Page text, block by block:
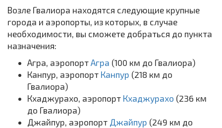
Возле Гвалиора находятся следующие крупные
города и аэропорты, из которых, в случае
необходимости, вы сможете добраться до пункта
назначения:
Агра, аэропорт Агра (100 км до Гвалиора)
Канпур, аэропорт Канпур (218 км до
Гвалиора)
Кхаджурахо, аэропорт Кхаджурахо (236 км
до Гвалиора)
Джайпур, аэропорт Джайпур (249 км до